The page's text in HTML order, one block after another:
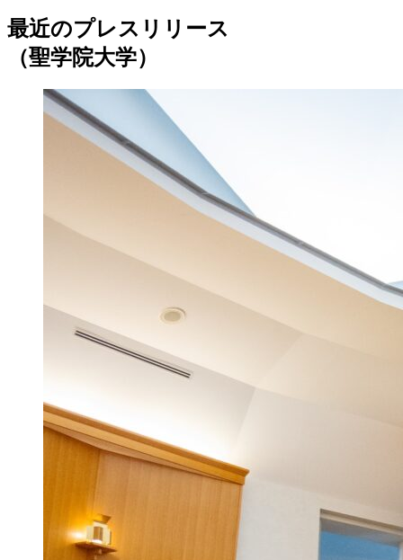
最近のプレスリリース
（聖学院大学）